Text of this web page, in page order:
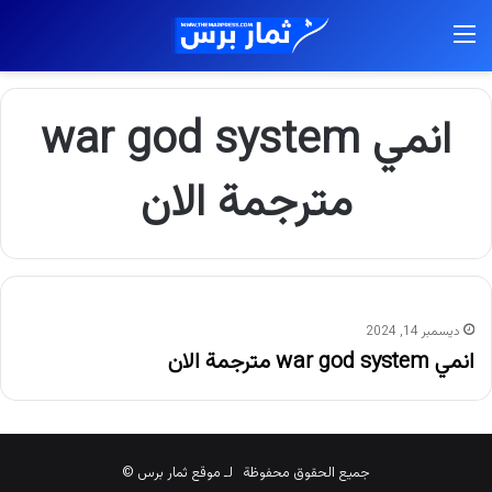
انمي war god system
مترجمة الان
ديسمبر 14, 2024
انمي war god system مترجمة الان
جميع الحقوق محفوظة لـ موقع ثمار برس ©